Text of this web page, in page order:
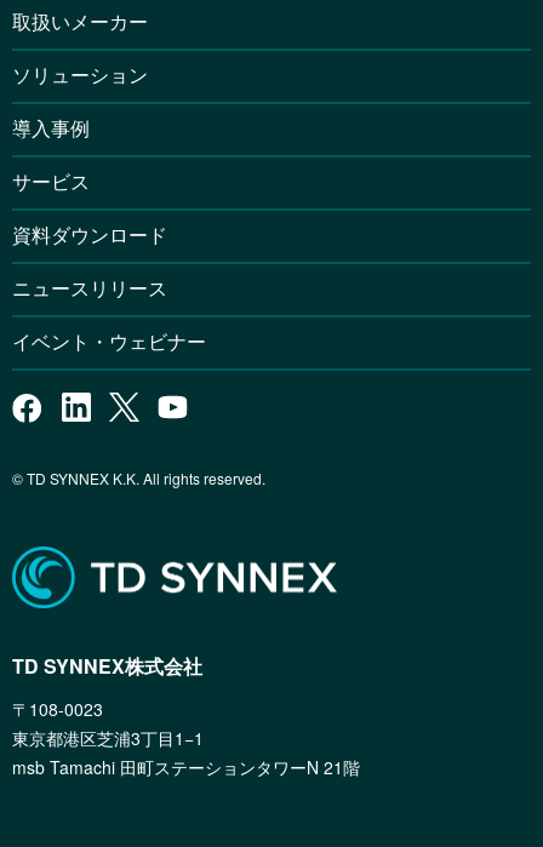
取扱いメーカー
ソリューション
導入事例
サービス
資料ダウンロード
ニュースリリース
イベント・ウェビナー
© TD SYNNEX K.K. All rights reserved.
TD SYNNEX株式会社
〒108-0023
東京都港区芝浦3丁目1−1
msb Tamachi 田町ステーションタワーN 21階